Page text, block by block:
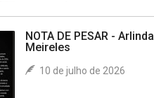
NOTA DE PESAR - Arlinda
Meireles
10 de julho de 2026